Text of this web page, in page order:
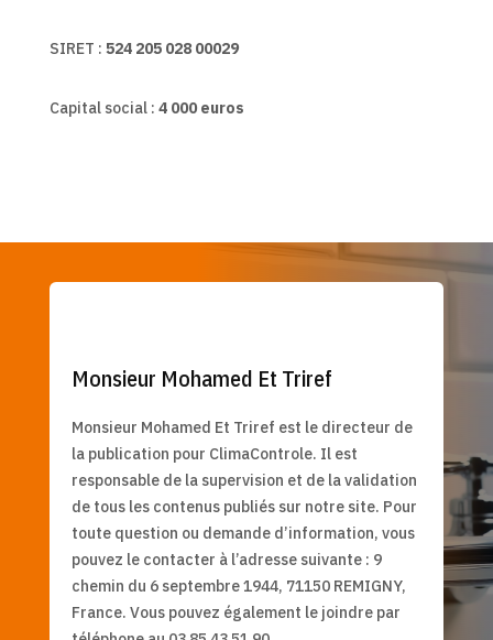
SIRET : 524 205 028 00029
Capital social : 4 000 euros
Monsieur Mohamed Et Triref
Monsieur Mohamed Et Triref est le directeur de
la publication pour ClimaControle. Il est
responsable de la supervision et de la validation
de tous les contenus publiés sur notre site. Pour
toute question ou demande d’information, vous
pouvez le contacter à l’adresse suivante : 9
chemin du 6 septembre 1944, 71150 REMIGNY,
France. Vous pouvez également le joindre par